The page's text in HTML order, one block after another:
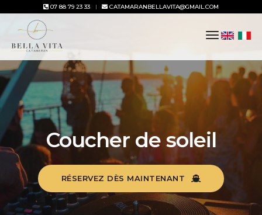
07 88 79 23 33 CATAMARANBELLAVITA@GMAIL.COM
toggle
Coucher de soleil
RÉSERVEZ DÈS MAINTENANT